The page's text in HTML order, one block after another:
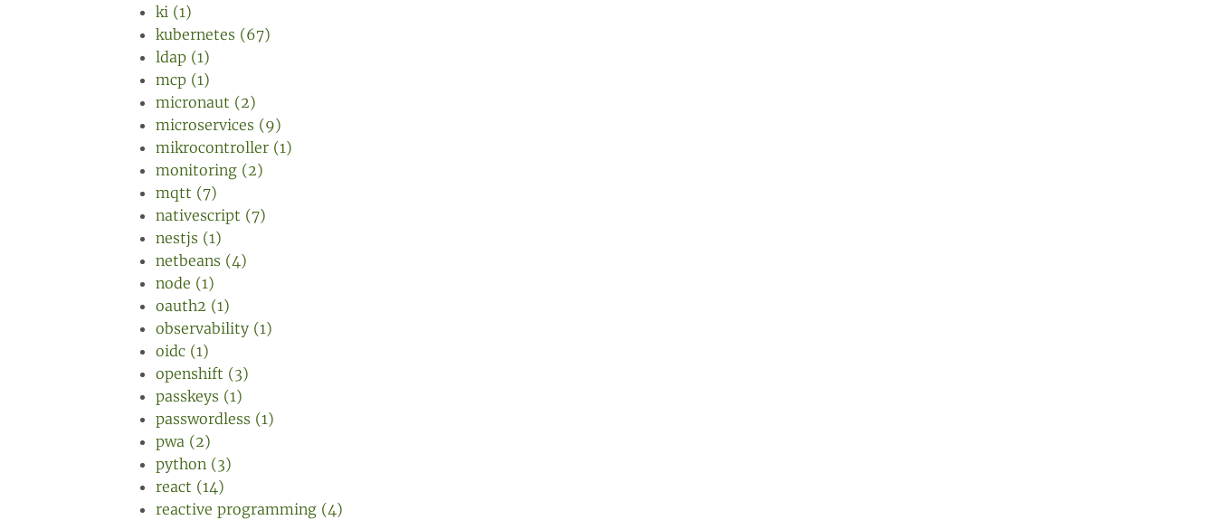
ki (1)
kubernetes (67)
ldap (1)
mcp (1)
micronaut (2)
microservices (9)
mikrocontroller (1)
monitoring (2)
mqtt (7)
nativescript (7)
nestjs (1)
netbeans (4)
node (1)
oauth2 (1)
observability (1)
oidc (1)
openshift (3)
passkeys (1)
passwordless (1)
pwa (2)
python (3)
react (14)
reactive programming (4)